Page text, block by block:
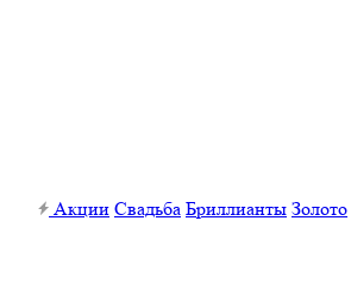
Акции Свадьба Бриллианты Золото